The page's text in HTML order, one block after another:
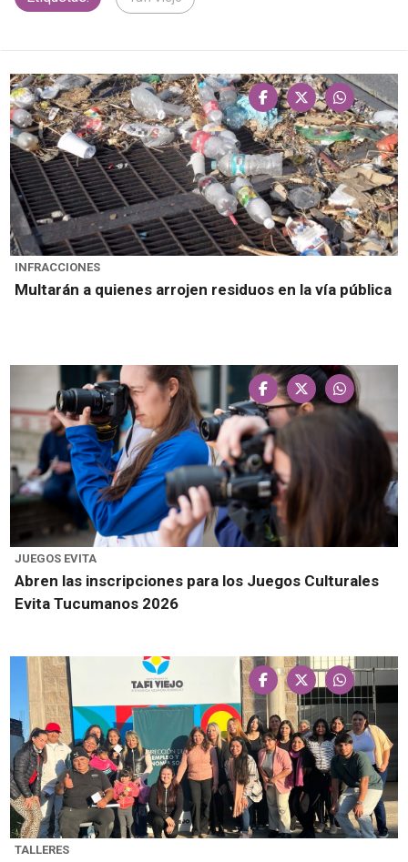
INFRACCIONES
Multarán a quienes arrojen residuos en la vía pública
JUEGOS EVITA
Abren las inscripciones para los Juegos Culturales
Evita Tucumanos 2026
TALLERES